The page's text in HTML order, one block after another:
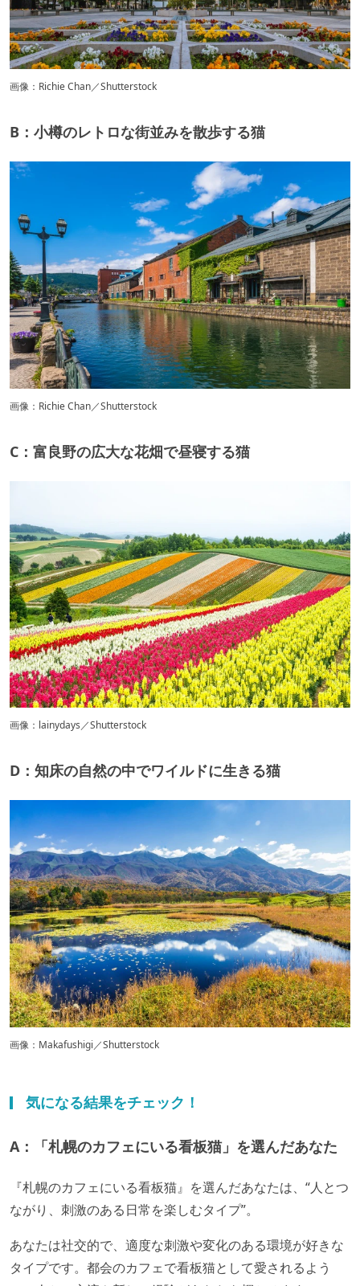
画像：Richie Chan／Shutterstock
B：小樽のレトロな街並みを散歩する猫
画像：Richie Chan／Shutterstock
C：富良野の広大な花畑で昼寝する猫
画像：lainydays／Shutterstock
D：知床の自然の中でワイルドに生きる猫
画像：Makafushigi／Shutterstock
気になる結果をチェック！
A：「札幌のカフェにいる看板猫」を選んだあなた
『札幌のカフェにいる看板猫』を選んだあなたは、“人とつ
ながり、刺激のある日常を楽しむタイプ”。
あなたは社交的で、適度な刺激や変化のある環境が好きな
タイプです。都会のカフェで看板猫として愛されるよう